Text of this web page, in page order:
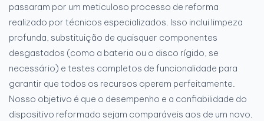
passaram por um meticuloso processo de reforma
realizado por técnicos especializados. Isso inclui limpeza
profunda, substituição de quaisquer componentes
desgastados (como a bateria ou o disco rígido, se
necessário) e testes completos de funcionalidade para
garantir que todos os recursos operem perfeitamente.
Nosso objetivo é que o desempenho e a confiabilidade do
dispositivo reformado sejam comparáveis aos de um novo,